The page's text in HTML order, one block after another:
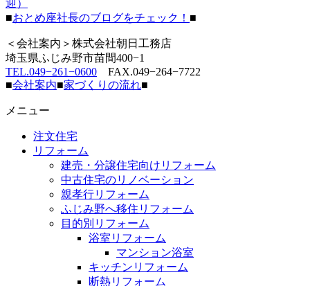
迎）
■おとめ座社長のブログをチェック！ ■
＜会社案内＞株式会社朝日工務店
埼玉県ふじみ野市苗間400−1
TEL.049−261−0600 FAX.049−264−7722
■会社案内■家づくりの流れ■
メニュー
注文住宅
リフォーム
建売・分譲住宅向けリフォーム
中古住宅のリノベーション
親孝行リフォーム
ふじみ野へ移住リフォーム
目的別リフォーム
浴室リフォーム
マンション浴室
キッチンリフォーム
断熱リフォーム